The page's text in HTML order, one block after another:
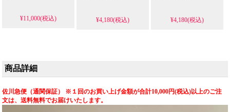
¥11,000(税込) ¥4,180(税込) ¥4,180(税込)
商品詳細
佐川急便（通関保証） ※１回のお買い上げ金額が合計10,000円(税込)以上のご注
文は、送料無料でお届けいたします。